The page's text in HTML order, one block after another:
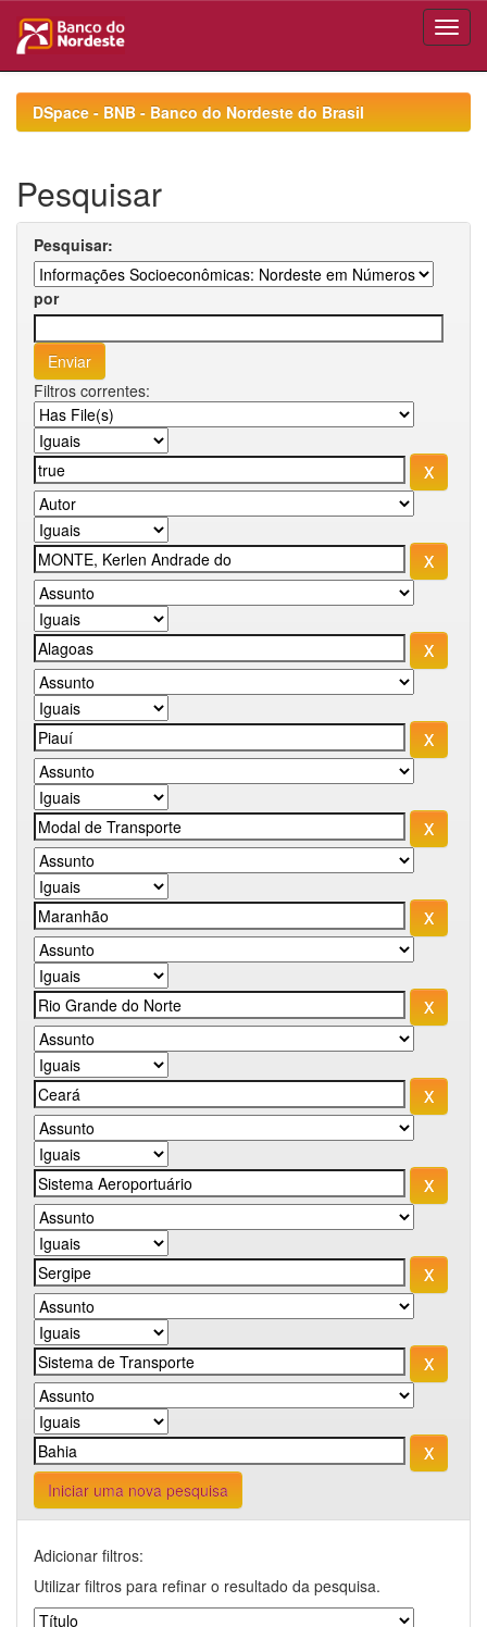
navigationDSpace - BNB - Banco do Nordeste do Brasil
Pesquisar
Pesquisar:
por
Filtros correntes:
Iniciar uma nova pesquisa
Adicionar filtros:
Utilizar filtros para refinar o resultado da pesquisa.